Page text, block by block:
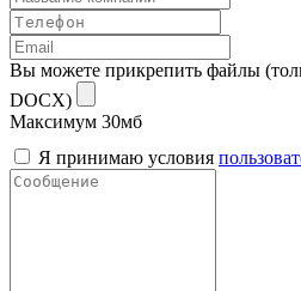
Вы можете прикрепить файлы
DOCX)
Максимум 30мб
Я принимаю условия